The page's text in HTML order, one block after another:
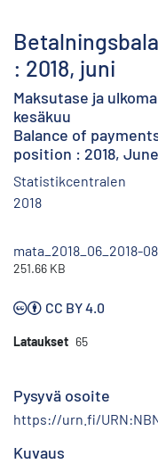
: 2018, juni
Maksutase ja
kesäkuu
Balance of
position : 2018, June
Statistikcentralen
2018
mata_2018_06_2018-
251.66 KB
CC BY 4.0
Lataukset 65
Pysyvä osoite
https://urn.fi/
Kuvaus